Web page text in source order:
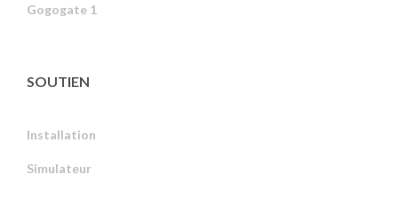
Gogogate 1
SOUTIEN
Installation
Simulateur